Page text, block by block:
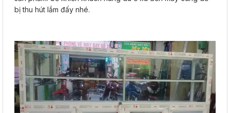
bị thu hút lắm đấy nhé.